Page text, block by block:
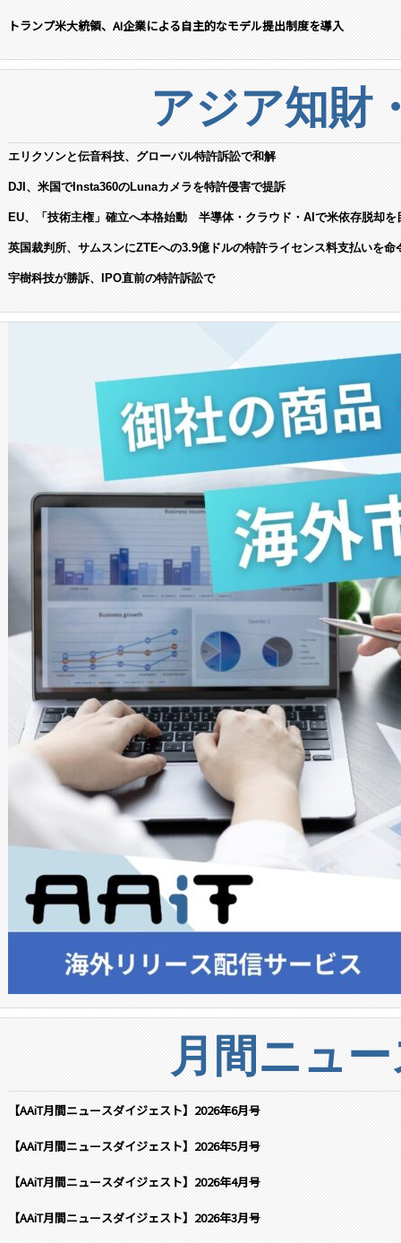
トランプ米大統領、AI企業による自主的なモデル提出制度を導入
アジア知財
エリクソンと伝音科技、グローバル特許訴訟で和解
DJI、米国でInsta360のLunaカメラを特許侵害で提訴
EU、「技術主権」確立へ本格始動 半導体・クラウド・AIで米依存脱却を
英国裁判所、サムスンにZTEへの3.9億ドルの特許ライセンス料支払いを命
宇樹科技が勝訴、IPO直前の特許訴訟で
月間ニュ
【AAiT月間ニュースダイジェスト】2026年6月号
【AAiT月間ニュースダイジェスト】2026年5月号
【AAiT月間ニュースダイジェスト】2026年4月号
【AAiT月間ニュースダイジェスト】2026年3月号